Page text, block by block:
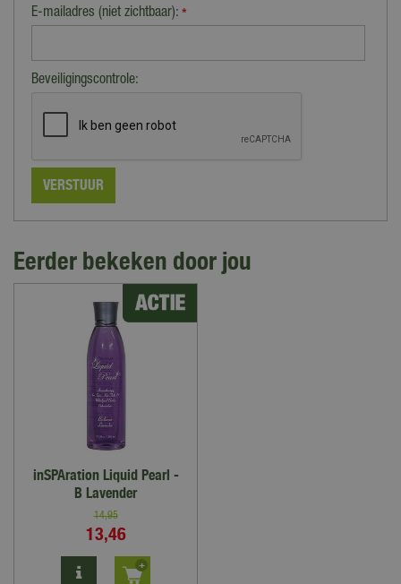
E-mailadres (niet zichtbaar): *
Beveiligingscontrole:
Eerder bekeken door jou
inSPAration Liquid Pearl -
B Lavender
14,95
13,46